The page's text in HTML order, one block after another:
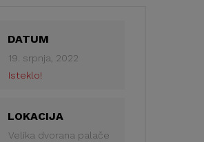
DATUM
19. srpnja, 2022
Isteklo!
LOKACIJA
Velika dvorana palače